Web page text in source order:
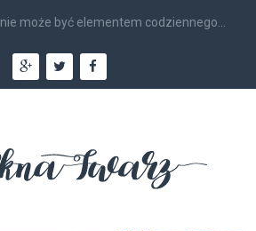
może być elementem codziennego...